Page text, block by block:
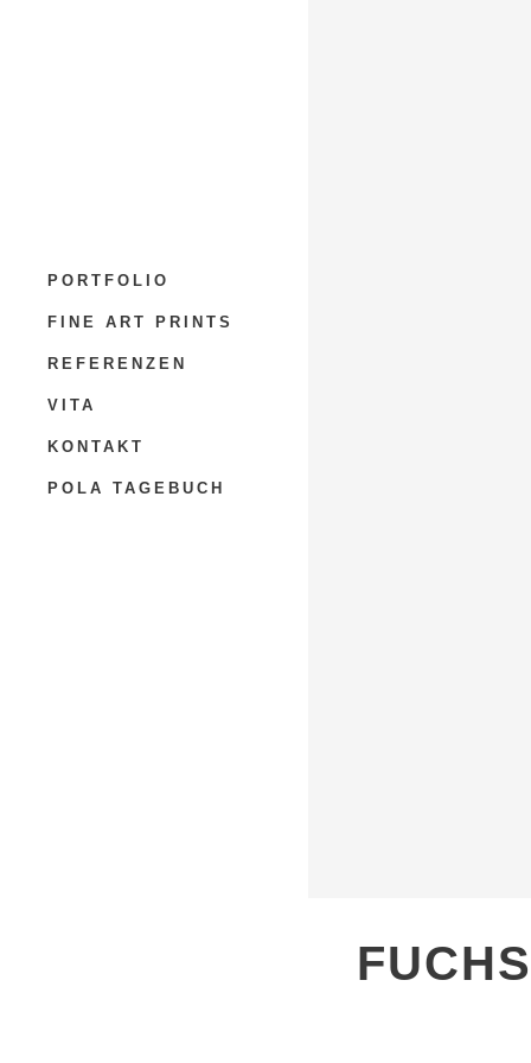
PORTFOLIO
FINE ART PRINTS
REFERENZEN
VITA
KONTAKT
POLA TAGEBUCH